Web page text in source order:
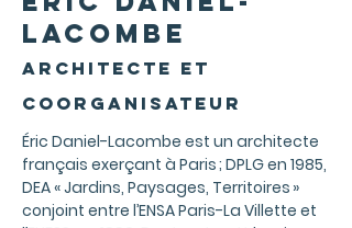
lacombe
architecte et
coorganisateur
Éric Daniel-Lacombe est un architecte
français exerçant à Paris ; DPLG en 1985,
DEA « Jardins, Paysages, Territoires »
conjoint entre l’ENSA Paris-La Villette et